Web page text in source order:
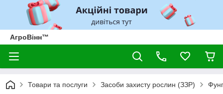
АгроВінн™
Товари та послуги Засоби захисту рослин (ЗЗР)